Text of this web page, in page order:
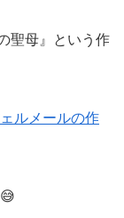
聖母』という作
ルメールの作